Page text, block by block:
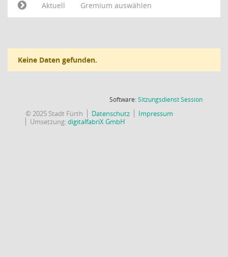
Aktuell
Gremium auswählen
Keine Daten gefunden.
Software:SitzungsdienstSession(Wird in
© 2025 Stadt Fürth Datenschutz
Impressum
Umsetzung:digitalfabriX GmbH